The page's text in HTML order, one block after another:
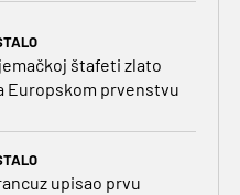
štafeti zlato
Europskom prvenstvu
upisao prvu